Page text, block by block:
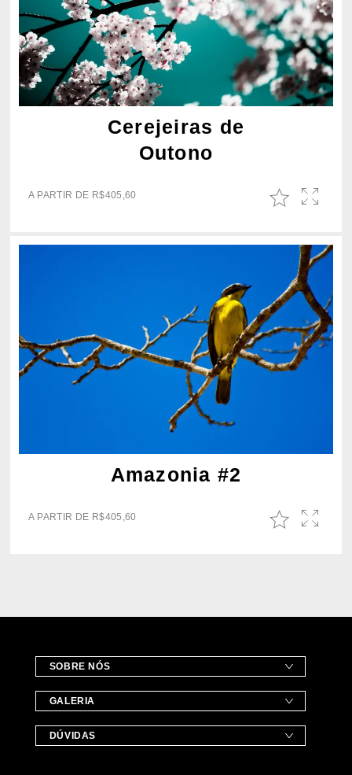
Cerejeiras de
Outono
A PARTIR DE R$405,60
Amazonia #2
A PARTIR DE R$405,60
SOBRE NÓS
GALERIA
DÚVIDAS